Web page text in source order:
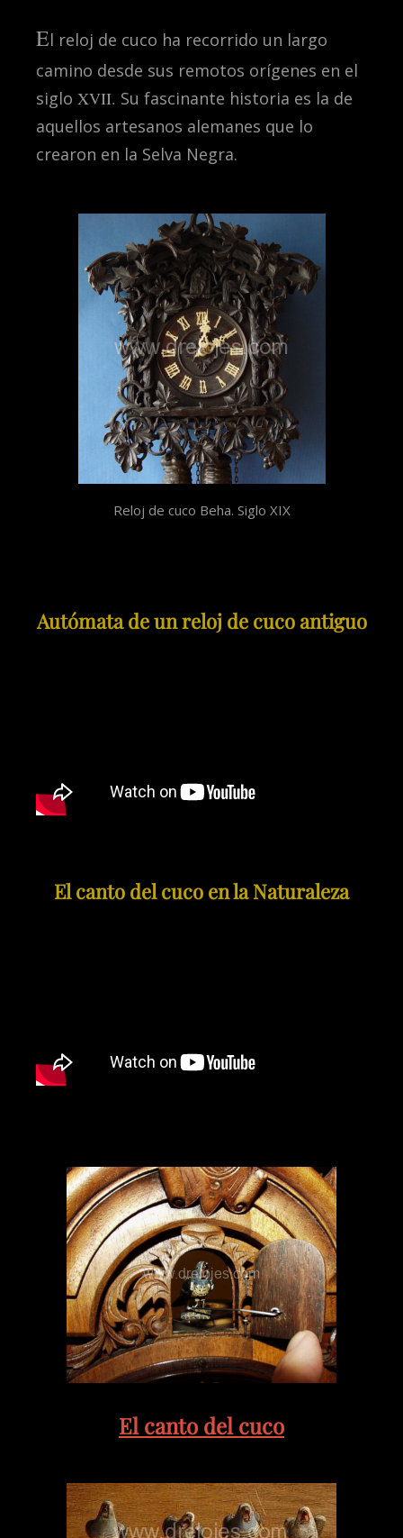
El reloj de cuco ha recorrido un largo
camino desde sus remotos orígenes en el
siglo XVII. Su fascinante historia es la de
aquellos artesanos alemanes que lo
crearon en la Selva Negra.
Reloj de cuco Beha. Siglo XIX
Autómata de un reloj de cuco antiguo
El canto del cuco en la Naturaleza
El canto del cuco